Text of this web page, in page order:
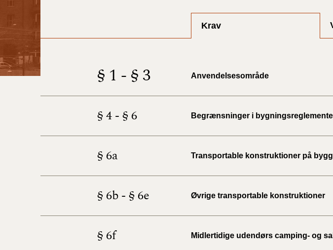
Krav
§ 1 - § 3 Anvendelsesområde
§ 4 - § 6 Begrænsninger i
§ 6a Transportable konstruktioner på
§ 6b - § 6e Øvrige transportable konstruktioner
§ 6f Midlertidige udendørs camping- og